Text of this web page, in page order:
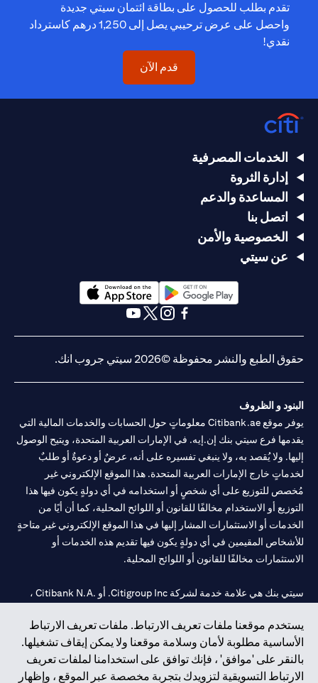
تقدم بطلب للحصول على بطاقة ائتمان سيتي جديدة
واحصل على عرض ترحيبي يصل إلى 1,250 درهم كاسترداد
نقدي!
قدم الآن
يستخدم موقعنا ملفات تعريف الارتباط. ملفات تعريف الارتباط
الأساسية مطلوبة لأمان وسلامة موقعنا ولا يمكن إيقاف تشغيلها.
بالنقر على 'موافق' ، فإنك توافق على استخدامنا لملفات تعريف
الارتباط التسويقية لتزويدك بتجربة مخصصة عبر الموقع ، وإظهار
الخدمات المصرفية
إدارة الثروة
المساعدة والدعم
اتصل بنا
الخصوصية والأمن
عن سيتي
(opens in a new tab)
حقوق الطبع والنشر محفوظة ©2026 سيتي جروب انك.
البنود و الظروف
يوفر موقع Citibank.ae معلوماتٍ حول الحسابات والخدمات المالية التي
يقدمها فرع سيتي بنك إن.إيه. في الإمارات العربية المتحدة، ويتيح الوصول
إليها. ولا يُقصد به، ولا ينبغي تفسيره على أنه، عرضٌ أو دعوةٌ أو طلبٌ
لخدماتٍ خارج الإمارات العربية المتحدة. هذا الموقع الإلكتروني غير
مُخصص للتوزيع على أي شخصٍ أو استخدامه في أي دولةٍ يكون فيها هذا
التوزيع أو الاستخدام مخالفًا للقانون أو اللوائح المحلية، كما أن أيًا من
الخدمات أو الاستثمارات المشار إليها في هذا الموقع الإلكتروني غير متاحةٍ
للأشخاص المقيمين في أي دولةٍ يكون فيها تقديم هذه الخدمات أو
الاستثمارات مخالفًا للقانون أو اللوائح المحلية.
سيتي بنك هي علامة خدمة لشركة Citigroup Inc. أو .Citibank N.A ،
سيتي بنك إن. إيه. الإمارات مسجل لدى مصرف الإمارات المركزي تحت
أرقام التراخيص 202563 لفرع الوصل في دبي، 531989 لفرع مول
الإمارات في دبي، وCN-1002019لفرع أبوظبي. هاتف: 4000 311 04.